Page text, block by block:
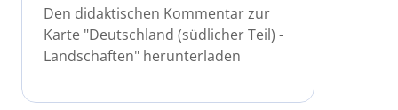
Den didaktischen Kommentar zur
Karte "Deutschland (südlicher Teil) -
Landschaften" herunterladen